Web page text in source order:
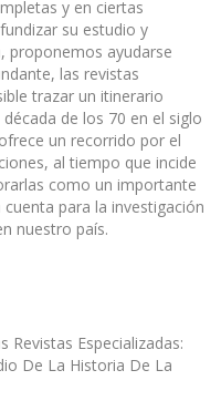
y en ciertas
su estudio y
proponemos ayudarse
las revistas
trazar un itinerario
de los 70 en el siglo
un recorrido por el
al tiempo que incide
como un importante
para la investigación
nuestro país.
Revistas Especializadas:
De La Historia De La